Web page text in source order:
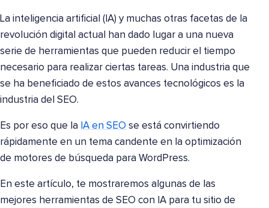
La inteligencia artificial (IA) y muchas otras facetas de la
revolución digital actual han dado lugar a una nueva
serie de herramientas que pueden reducir el tiempo
necesario para realizar ciertas tareas. Una industria que
se ha beneficiado de estos avances tecnológicos es la
industria del SEO.
Es por eso que la IA en SEO se está convirtiendo
rápidamente en un tema candente en la optimización
de motores de búsqueda para WordPress.
En este artículo, te mostraremos algunas de las
mejores herramientas de SEO con IA para tu sitio de